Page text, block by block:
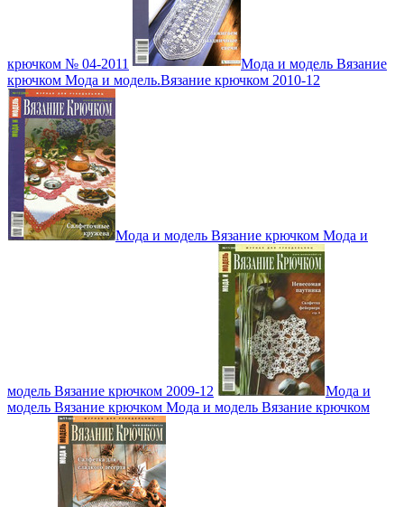
крючком № 04-2011
Мода и модель Вязание
крючком Мода и модель.Вязание крючком 2010-12
Мода и модель Вязание крючком Мода и
модель Вязание крючком 2009-12
Мода и
модель Вязание крючком Мода и модель Вязание крючком